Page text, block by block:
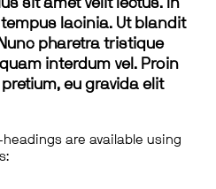
sit amet velit lectus. In
lacinia. Ut blandit
pharetra tristique
interdum vel. Proin
eu gravida elit
headings are available using